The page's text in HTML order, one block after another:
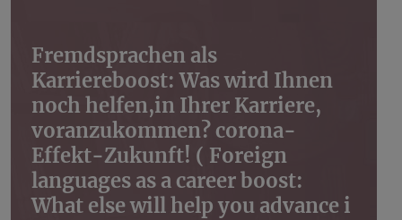
Fremdsprachen als
Karriereboost: Was wird Ihnen
noch helfen,in Ihrer Karriere,
voranzukommen? corona-
Effekt-Zukunft! ( Foreign
languages ​​as a career boost:
What else will help you advance i